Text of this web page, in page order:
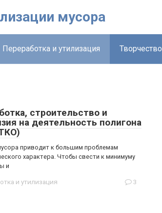
мусора
Переработка и утилизация Творчество
строительство и
на деятельность полигона
приводит к большим проблемам
характера. Чтобы свести к минимуму
и
и утилизация 3